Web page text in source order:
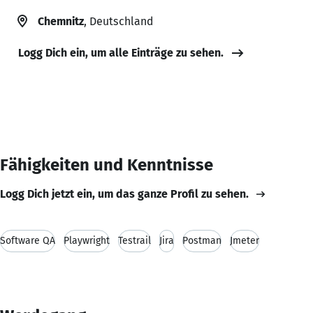
Chemnitz, Deutschland
Logg Dich ein, um alle Einträge zu sehen.
Fähigkeiten und Kenntnisse
Logg Dich jetzt ein, um das ganze Profil zu sehen.
Software QA Playwright Testrail Jira Postman Jmeter